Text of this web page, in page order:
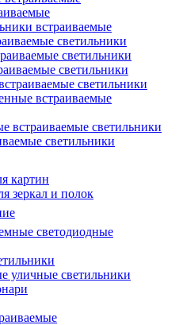
встраиваемые
светильники
светильники
светильники
светильники
встраиваемые
встраиваемые светильники
светильники
картин
зеркал и полок
светодиодные
уличные светильники